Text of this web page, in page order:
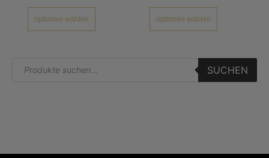
optionen wählen optionen wählen
SUCHEN